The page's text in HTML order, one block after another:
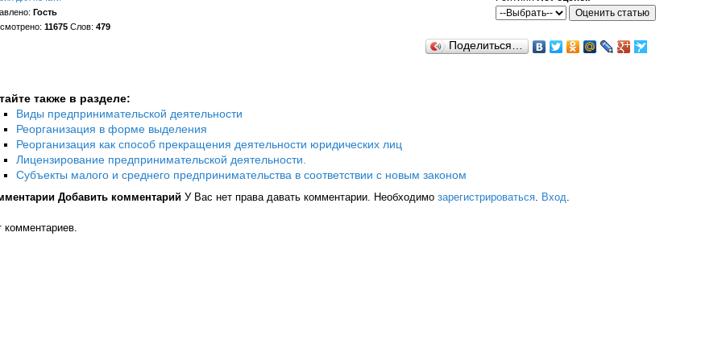
Гость
11675 Слов: 479
Поделиться…
также в разделе:
Виды предпринимательской деятельности
Реорганизация в форме выделения
Реорганизация как способ прекращения деятельности юридических лиц
Лицензирование предпринимательской деятельности.
Субъекты малого и среднего предпринимательства в соответствии с новым законом
Добавить комментарий У Вас нет права давать комментарии. Необходимо зарегистрироваться Вход
комментариев.